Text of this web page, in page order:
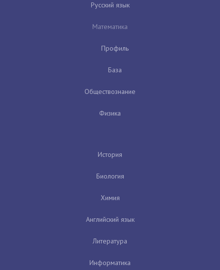
Русский язык
Математика
Профиль
База
Обществознание
Физика
История
Биология
Химия
Английский язык
Литература
Информатика